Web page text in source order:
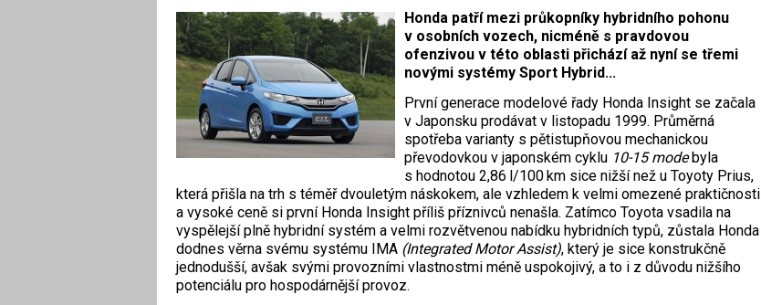
Honda patří mezi průkopníky hybridního pohonu
v osobních vozech, nicméně s pravdovou
ofenzivou v této oblasti přichází až nyní se třemi
novými systémy Sport Hybrid...
První generace modelové řady Honda Insight se začala
v Japonsku prodávat v listopadu 1999. Průměrná
spotřeba varianty s pětistupňovou mechanickou
převodovkou v japonském cyklu 10-15 modebyla
s hodnotou 2,86 l/100 km sice nižší než u Toyoty Prius,
která přišla na trh s téměř dvouletým náskokem, ale vzhledem k velmi omezené praktičnosti
a vysoké ceně si první Honda Insight příliš příznivců nenašla. Zatímco Toyota vsadila na
vyspělejší plně hybridní systém a velmi rozvětvenou nabídku hybridních typů, zůstala Honda
dodnes věrna svému systému IMA (Integrated Motor Assist), který je sice konstrukčně
jednodušší, avšak svými provozními vlastnostmi méně uspokojivý, a to i z důvodu nižšího
potenciálu pro hospodárnější provoz.